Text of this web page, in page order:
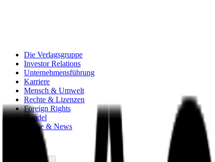
Die Verlagsgruppe
Investor Relations
Unternehmensführung
Karriere
Mensch & Umwelt
Rechte & Lizenzen
Foreign Rights
Handel
Presse & News